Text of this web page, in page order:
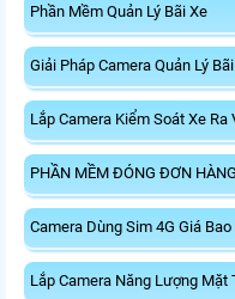
Phần Mềm Quản Lý Bãi Xe
Giải Pháp Camera Quản Lý
Lắp Camera Kiểm Soát Xe Ra
PHẦN MỀM ĐÓNG ĐƠN
Camera Dùng Sim 4G Giá Bao
Lắp Camera Năng Lượng Mặt